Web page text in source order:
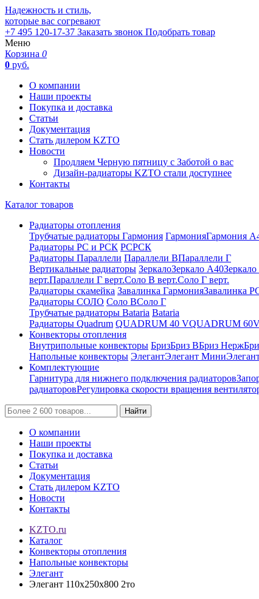
Надежность и стиль,
которые вас согревают
+7 495 120-17-37 Заказать звонок Подобрать товар
Меню
Корзина 0
0 руб.
О компании
Наши проекты
Покупка и доставка
Статьи
Документация
Стать дилером KZTO
Новости
Продляем Черную пятницу с Заботой о вас
Дизайн-радиаторы KZTO стали доступнее
Контакты
Каталог товаров
Радиаторы отопления
Трубчатые радиаторы Гармония ГармонияГармония
Радиаторы РС и РСК РСРСК
Радиаторы Параллели Параллели ВПараллели Г
Вертикальные радиаторы ЗеркалоЗеркало А40
верт.Параллели Г верт.Соло В верт.Соло Г верт.
Радиаторы скамейка Завалинка ГармонияЗавалинка
Радиаторы СОЛО Соло ВСоло Г
Трубчатые радиаторы Bataria Bataria
Радиаторы Quadrum QUADRUM 40 VQUADRUM
Конвекторы отопления
Внутрипольные конвекторы БризБриз ВБриз Нерж
Напольные конвекторы ЭлегантЭлегант Мини
Комплектующие
Гарнитура для нижнего подключения радиаторов
радиаторовРегулировка скорости вращения
Найти
О компании
Наши проекты
Покупка и доставка
Статьи
Документация
Стать дилером KZTO
Новости
Контакты
KZTO.ru
Каталог
Конвекторы отопления
Напольные конвекторы
Элегант
Элегант 110x250x800 2то